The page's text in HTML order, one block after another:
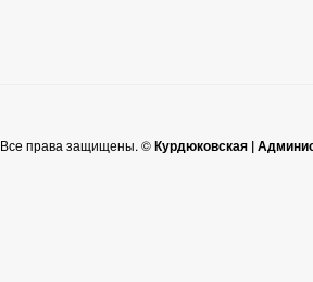
Все права защищены. ©Курдюковская |